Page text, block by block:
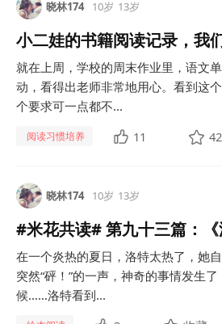
晓林174 10岁 13岁
小二娃的书籍阅读记录，我
就在上周，学校的周末作业里，语文
动，看得出老师非常地用心。看到这
个要求可一点都不...
阅读习惯培养 11 42
晓林174 10岁 13岁
#米花共读# 第九十三篇：
在一个炎热的夏日，洛特太热了，她
突然“砰！”的一声，神奇的事情发生
候……洛特看到...